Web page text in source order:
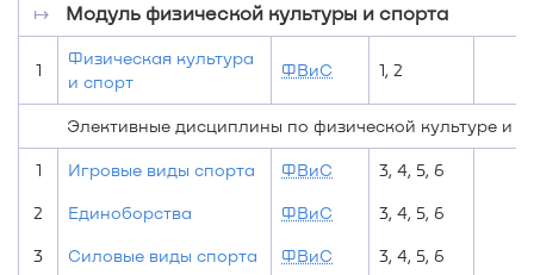
↦ Модуль физической культуры и спорта
1
Физическая культура
и спорт
ФВиС 1, 2
Элективные дисциплины по физической культуре и
1 Игровые виды спорта ФВиС 3, 4, 5, 6
2 Единоборства ФВиС 3, 4, 5, 6
3 Силовые виды спорта ФВиС 3, 4, 5, 6